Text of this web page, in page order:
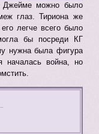
Джейме можно было
глаз. Тириона же
легче всего было
бы посреди КГ
нужна была фигура
началась война, но